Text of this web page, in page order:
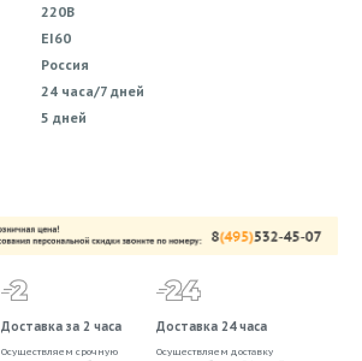
220В
EI60
Россия
24 часа/7 дней
5 дней
Доставка за 2 часа
Осуществляем срочную
Доставка 24 часа
Осуществляем доставку